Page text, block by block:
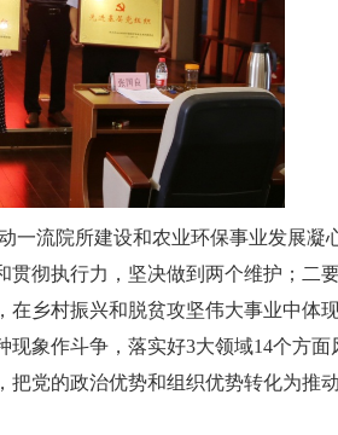
一流院所建设和农业环保事业发展凝
彻执行力，坚决做到两个维护；二
乡村振兴和脱贫攻坚伟大事业中体
象作斗争，落实好3大领域14个方面
党的政治优势和组织优势转化为推